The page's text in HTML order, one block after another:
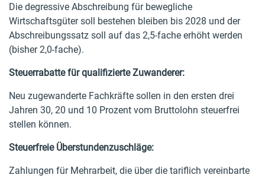
Die degressive Abschreibung für bewegliche
Wirtschaftsgüter soll bestehen bleiben bis 2028 und der
Abschreibungssatz soll auf das 2,5-fache erhöht werden
(bisher 2,0-fache).
Steuerrabatte für qualifizierte Zuwanderer:
Neu zugewanderte Fachkräfte sollen in den ersten drei
Jahren 30, 20 und 10 Prozent vom Bruttolohn steuerfrei
stellen können.
Steuerfreie Überstundenzuschläge:
Zahlungen für Mehrarbeit, die über die tariflich vereinbarte